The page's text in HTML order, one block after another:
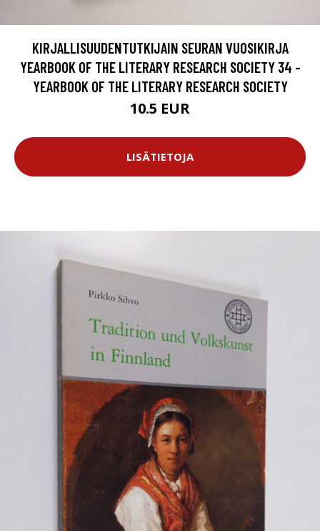
KIRJALLISUUDENTUTKIJAIN SEURAN VUOSIKIRJA
YEARBOOK OF THE LITERARY RESEARCH SOCIETY 34 -
YEARBOOK OF THE LITERARY RESEARCH SOCIETY
10.5 EUR
LISÄTIETOJA